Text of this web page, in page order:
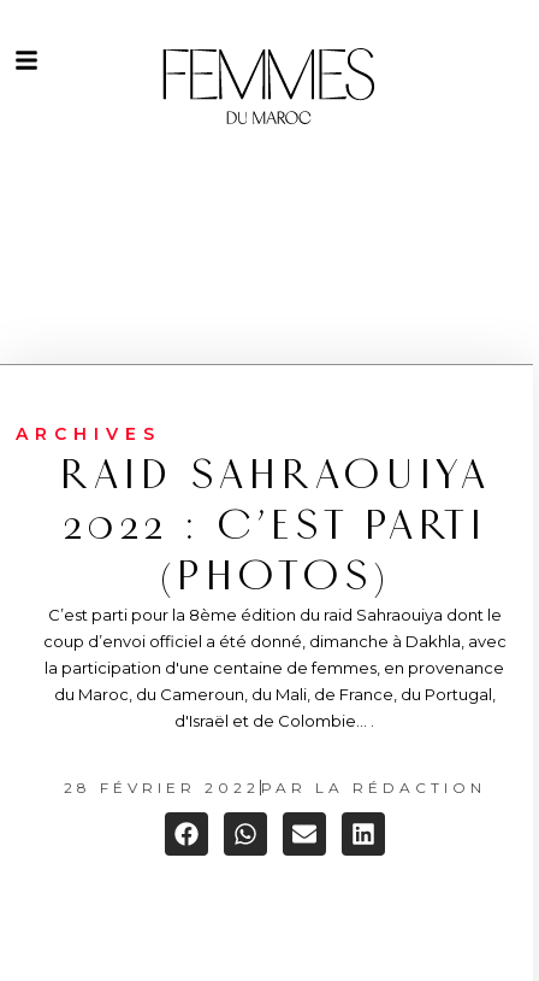
ARCHIVES
RAID SAHRAOUIYA
2022 : C’EST PARTI
(PHOTOS)
C’est parti pour la 8ème édition du raid Sahraouiya dont le
coup d’envoi officiel a été donné, dimanche à Dakhla, avec
la participation d'une centaine de femmes, en provenance
du Maroc, du Cameroun, du Mali, de France, du Portugal,
d'Israël et de Colombie... .
28 FÉVRIER 2022 PAR LA RÉDACTION